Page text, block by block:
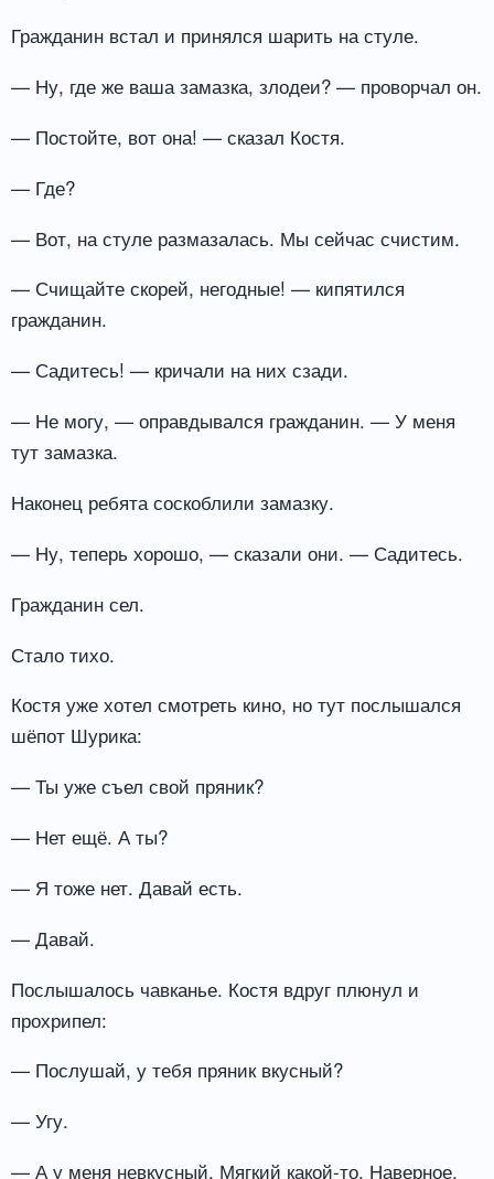
Гражданин встал и принялся шарить на стуле.
— Ну, где же ваша замазка, злодеи? — проворчал он.
— Постойте, вот она! — сказал Костя.
— Где?
— Вот, на стуле размазалась. Мы сейчас счистим.
— Счищайте скорей, негодные! — кипятился
гражданин.
— Садитесь! — кричали на них сзади.
— Не могу, — оправдывался гражданин. — У меня
тут замазка.
Наконец ребята соскоблили замазку.
— Ну, теперь хорошо, — сказали они. — Садитесь.
Гражданин сел.
Стало тихо.
Костя уже хотел смотреть кино, но тут послышался
шёпот Шурика:
— Ты уже съел свой пряник?
— Нет ещё. А ты?
— Я тоже нет. Давай есть.
— Давай.
Послышалось чавканье. Костя вдруг плюнул и
прохрипел:
— Послушай, у тебя пряник вкусный?
— Угу.
— А у меня невкусный. Мягкий какой-то. Наверное,